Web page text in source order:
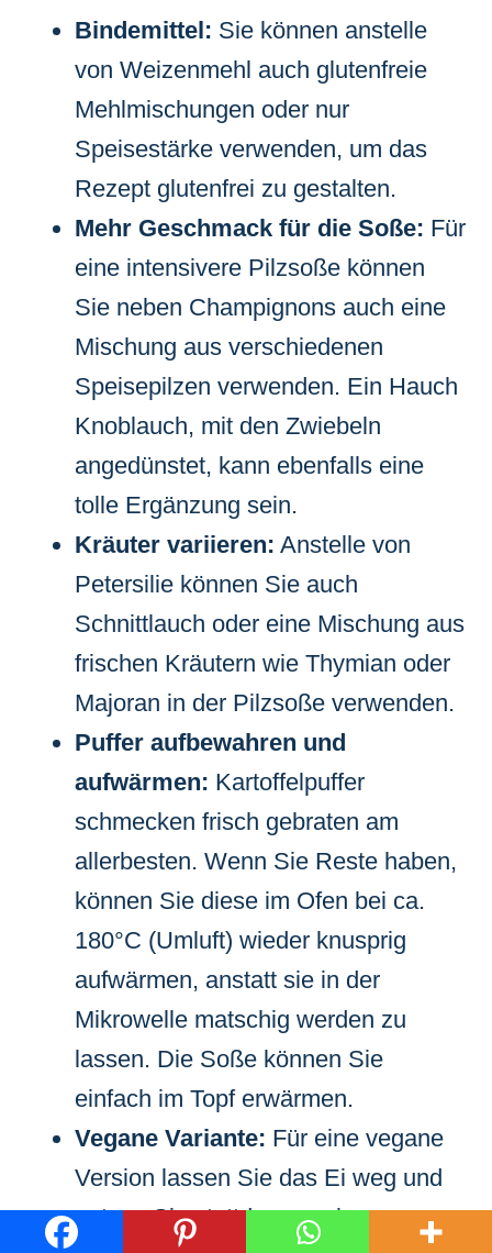
Bindemittel: Sie können anstelle
von Weizenmehl auch glutenfreie
Mehlmischungen oder nur
Speisestärke verwenden, um das
Rezept glutenfrei zu gestalten.
Mehr Geschmack für die Soße: Für
eine intensivere Pilzsoße können
Sie neben Champignons auch eine
Mischung aus verschiedenen
Speisepilzen verwenden. Ein Hauch
Knoblauch, mit den Zwiebeln
angedünstet, kann ebenfalls eine
tolle Ergänzung sein.
Kräuter variieren: Anstelle von
Petersilie können Sie auch
Schnittlauch oder eine Mischung aus
frischen Kräutern wie Thymian oder
Majoran in der Pilzsoße verwenden.
Puffer aufbewahren und
aufwärmen: Kartoffelpuffer
schmecken frisch gebraten am
allerbesten. Wenn Sie Reste haben,
können Sie diese im Ofen bei ca.
180°C (Umluft) wieder knusprig
aufwärmen, anstatt sie in der
Mikrowelle matschig werden zu
lassen. Die Soße können Sie
einfach im Topf erwärmen.
Vegane Variante: Für eine vegane
Version lassen Sie das Ei weg und
nutzen Sie stattdessen eine